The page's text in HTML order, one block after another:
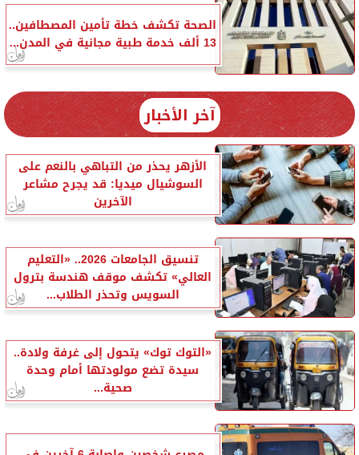
الصحة تكشف خطة تأمين المصطافين..
13 ألف خدمة طبية مجانية في المدن...
آخر الأخبار
الأزهر يحذر من التباهي بالنعم على
السوشيال ميديا: قد يجرح مشاعر
الآخرين
تنسيق الجامعات 2026.. «التعليم
العالي» تكشف موقف هندسة بترول
السويس وتحذر الطلاب...
«التوك توك» يتحول إلى غرفة ولادة..
سيدة تضع مولودتها أمام وحدة
صحية...